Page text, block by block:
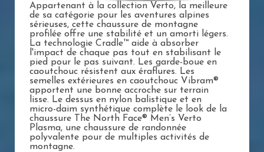
Appartenant à la collection Verto, la meilleure
de sa catégorie pour les aventures alpines
sérieuses, cette chaussure de montagne
profilée offre une stabilité et un amorti légers.
La technologie Cradle™ aide à absorber
l'impact de chaque pas tout en stabilisant le
pied pour le pas suivant. Les garde-boue en
caoutchouc résistent aux éraflures. Les
semelles extérieures en caoutchouc Vibram®
apportent une bonne accroche sur terrain
lisse. Le dessus en nylon balistique et en
micro-daim synthétique complète le look de la
chaussure The North Face® Men’s Verto
Plasma, une chaussure de randonnée
polyvalente pour de multiples activités de
montagne.